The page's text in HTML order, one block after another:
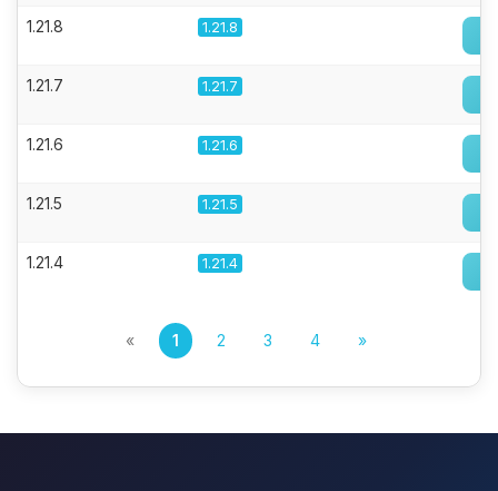
1.21.8 1.21.8
1.21.7 1.21.7
1.21.6 1.21.6
1.21.5 1.21.5
1.21.4 1.21.4
« 1 2 3 4 »